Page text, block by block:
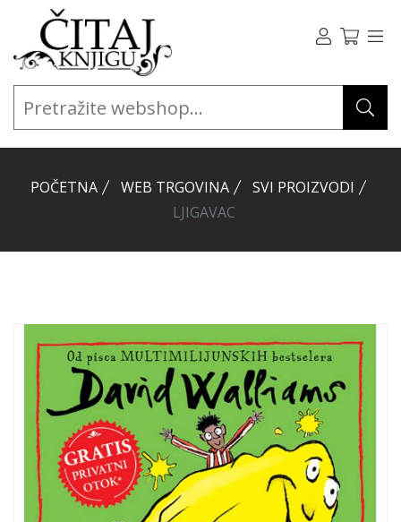
POČETNA WEB TRGOVINA
SVI PROIZVODI
LJIGAVAC